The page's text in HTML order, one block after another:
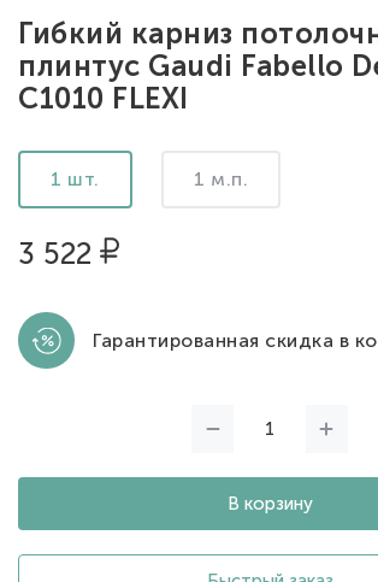
Гибкий карниз
плинтус Gaudi Fabello
C1010 FLEXI
1 шт. 1 м.п.
3 522
Гарантированная скидка в
В корзину